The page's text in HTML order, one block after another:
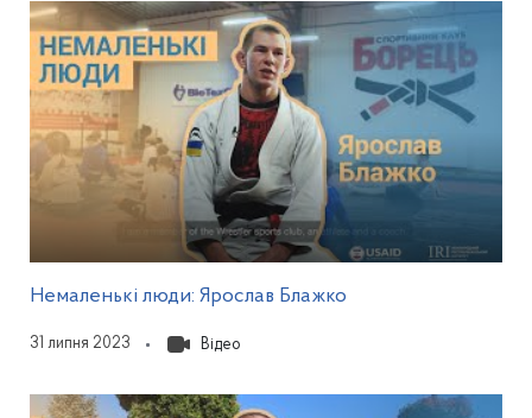
Немаленькі люди: Ярослав Блажко
31 липня 2023 Відео